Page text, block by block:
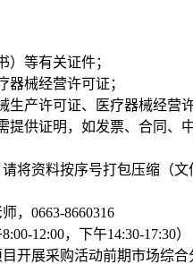
）等有关证件；
器械经营许可证；
生产许可证、医疗器械经营
提供证明，如发票、合同、
将资料按序号打包压缩（
师，0663-8660316
8:00-12:00，下午14:30-17:30）
开展采购活动前期市场综